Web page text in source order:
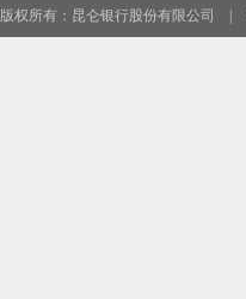
版权所有：昆仑银行股份有限公司